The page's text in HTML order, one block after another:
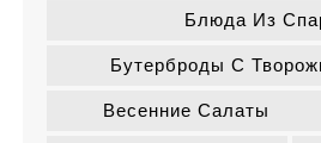
Блюда Из
Бутерброды С
Весенние Салаты